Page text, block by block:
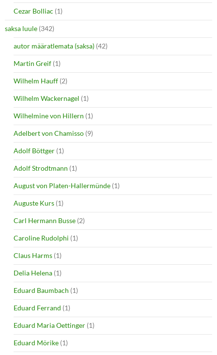
Cezar Bolliac (1)
saksa luule (342)
autor määratlemata (saksa) (42)
Martin Greif (1)
Wilhelm Hauff (2)
Wilhelm Wackernagel (1)
Wilhelmine von Hillern (1)
Adelbert von Chamisso (9)
Adolf Böttger (1)
Adolf Strodtmann (1)
August von Platen-Hallermünde (1)
Auguste Kurs (1)
Carl Hermann Busse (2)
Caroline Rudolphi (1)
Claus Harms (1)
Delia Helena (1)
Eduard Baumbach (1)
Eduard Ferrand (1)
Eduard Maria Oettinger (1)
Eduard Mörike (1)